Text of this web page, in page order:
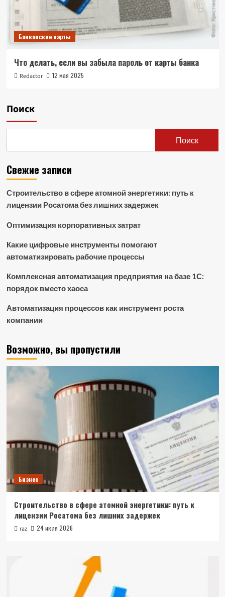
Банковские карты
Что делать, если вы забыла пароль от карты банка
Redactor 12 мая 2025
Поиск
Поиск
Свежие записи
Строительство в сфере атомной энергетики: путь к
лицензии Росатома без лишних задержек
Оптимизация корпоративных затрат
Какие цифровые инструменты помогают
автоматизировать рабочие процессы
Комплексная автоматизация предприятия на базе 1С:
порядок вместо хаоса
Автоматизация процессов как инструмент роста
компании
Возможно, вы пропустили
Бизнес
Строительство в сфере атомной энергетики: путь к
лицензии Росатома без лишних задержек
raz 24 июля 2026